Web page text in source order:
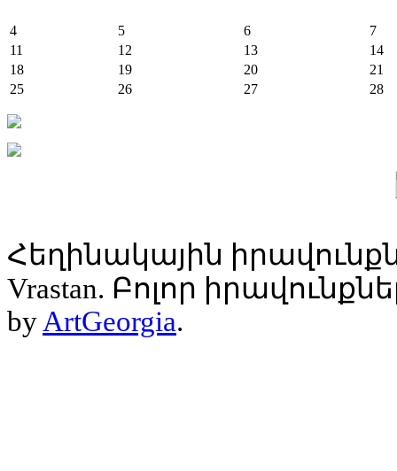
4 5 6
7
11
12 13
14
18
19 20
21
25
26 27 28
Հեղինակային
Vrastan. Բոլոր
by ArtGeorgia.